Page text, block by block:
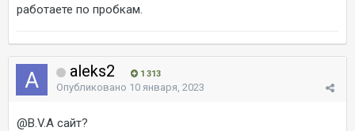
работаете по пробкам.
aleks2 1 313
Опубликовано 10 января, 2023
@B.V.A сайт?